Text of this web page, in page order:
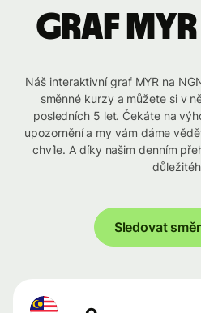
graf MYR
Náš interaktivní graf MYR na
směnné kurzy a můžete si v
posledních 5 let. Čekáte na
upozornění a my vám dáme
chvíle. A díky našim denním
Sledovat